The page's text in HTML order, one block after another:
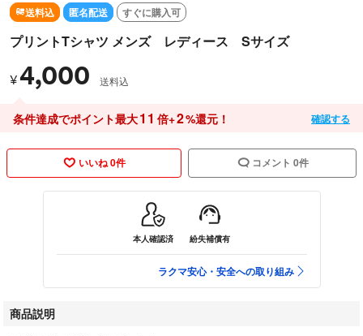
送料込 匿名配送 すぐに購入可
プリントTシャツ メンズ レディース Sサイズ
¥4,000 送料込
条件達成でポイント最大11 倍+2%還元！ 確認する
いいね 0件 コメント 0件
本人確認済 紛失補償有
ラクマ安心・安全への取り組み
商品説明